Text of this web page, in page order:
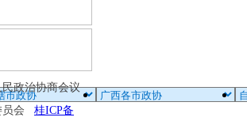
政治协商会议
员会 桂ICP备